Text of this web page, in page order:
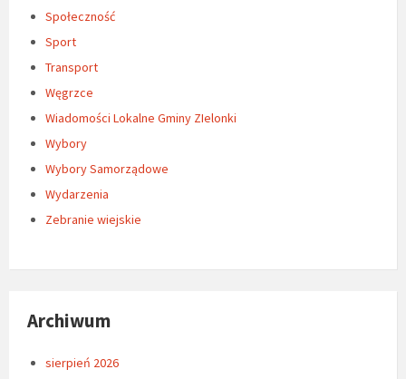
Społeczność
Sport
Transport
Węgrzce
Wiadomości Lokalne Gminy ZIelonki
Wybory
Wybory Samorządowe
Wydarzenia
Zebranie wiejskie
Archiwum
sierpień 2026